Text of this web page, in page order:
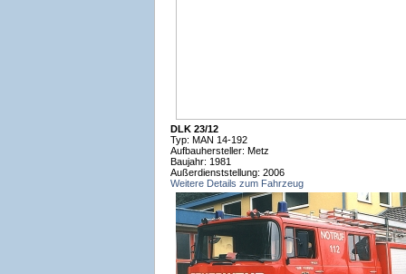
DLK 23/12
Typ: MAN 14-192
Aufbauhersteller: Metz
Baujahr: 1981
Außerdienststellung: 2006
Weitere Details zum Fahrzeug